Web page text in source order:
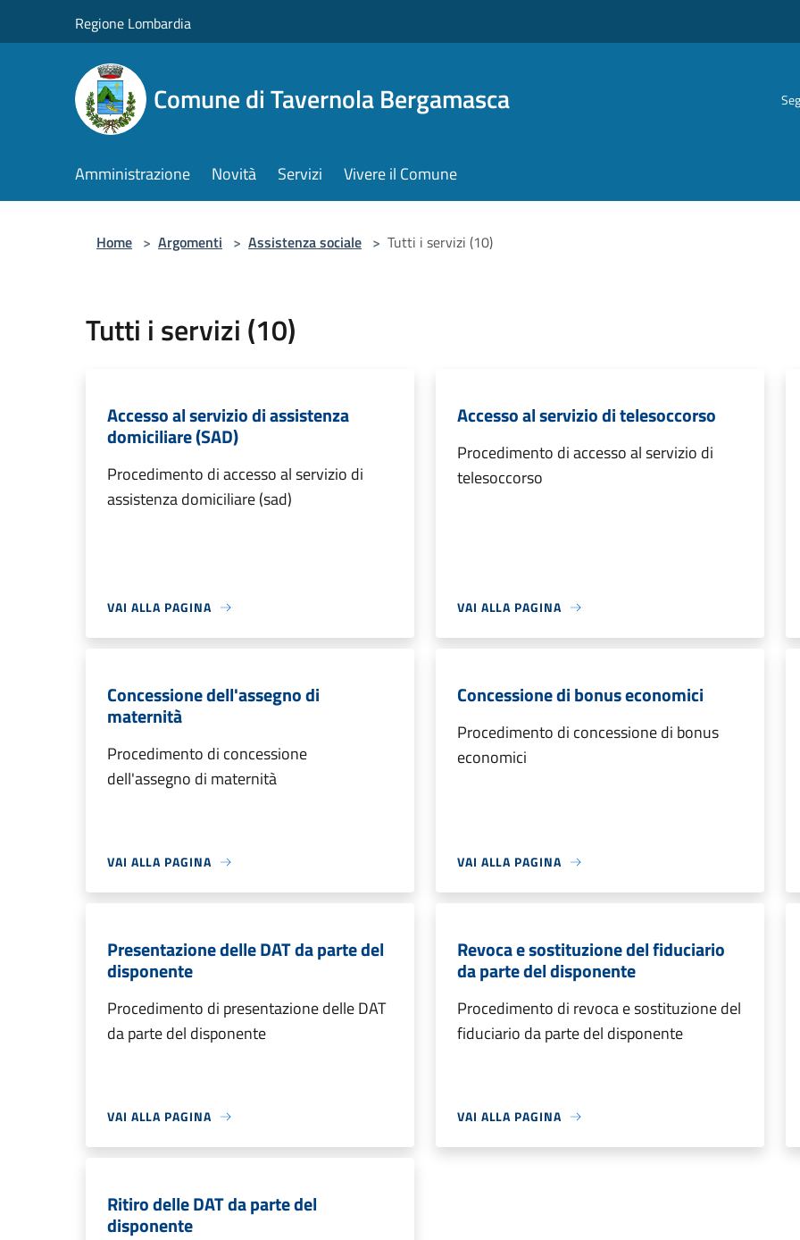
Regione Lombardia
Comune di Tavernola Bergamasca
Amministrazione Novità Servizi Vivere il Comune
Home > Argomenti > Assistenza sociale > Tutti i servizi (10)
Tutti i servizi (10)
Accesso al servizio di assistenza
domiciliare (SAD)
Procedimento di accesso al servizio di
assistenza domiciliare (sad)
VAI ALLA PAGINA
Accesso al servizio di telesoccorso
Procedimento di accesso al servizio di
telesoccorso
VAI ALLA PAGINA
Concessione dell'assegno di
maternità
Procedimento di concessione
dell'assegno di maternità
VAI ALLA PAGINA
Concessione di bonus economici
Procedimento di concessione di bonus
economici
VAI ALLA PAGINA
Presentazione delle DAT da parte del
disponente
Procedimento di presentazione delle DAT
da parte del disponente
VAI ALLA PAGINA
Revoca e sostituzione del fiduciario
da parte del disponente
Procedimento di revoca e sostituzione del
fiduciario da parte del disponente
VAI ALLA PAGINA
Ritiro delle DAT da parte del
disponente